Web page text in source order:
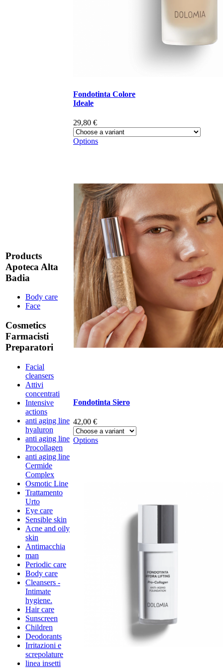
Products
Apoteca Alta
Badia
Body care
Face
Cosmetics
Farmacisti
Preparatori
Facial
cleansers
Attivi
concentrati
Intensive
actions
anti aging line
hyaluron
anti aging line
Procollagen
anti aging line
Cermide
Complex
Osmotic Line
Trattamento
Urto
Eye care
Sensible skin
Acne and oily
skin
Antimacchia
man
Periodic care
Body care
Cleansers -
Intimate
hygiene.
Hair care
Sunscreen
Children
Deodorants
Irritazioni e
screpolature
linea insetti
Fondotinta Colore
Ideale
29,80 €
Options
Fondotinta Siero
42,00 €
Options